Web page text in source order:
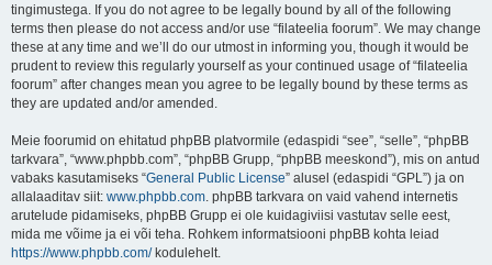
tingimustega. If you do not agree to be legally bound by all of the following
terms then please do not access and/or use “filateelia foorum”. We may change
these at any time and we’ll do our utmost in informing you, though it would be
prudent to review this regularly yourself as your continued usage of “filateelia
foorum” after changes mean you agree to be legally bound by these terms as
they are updated and/or amended.
Meie foorumid on ehitatud phpBB platvormile (edaspidi “see”, “selle”, “phpBB
tarkvara”, “www.phpbb.com”, “phpBB Grupp, “phpBB meeskond”), mis on antud
vabaks kasutamiseks “General Public License” alusel (edaspidi “GPL”) ja on
allalaaditav siit: www.phpbb.com. phpBB tarkvara on vaid vahend internetis
arutelude pidamiseks, phpBB Grupp ei ole kuidagiviisi vastutav selle eest,
mida me võime ja ei või teha. Rohkem informatsiooni phpBB kohta leiad
https://www.phpbb.com/kodulehelt.